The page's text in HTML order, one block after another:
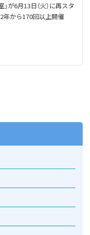
が6月13日（火）に再スタ
年から170回以上開催